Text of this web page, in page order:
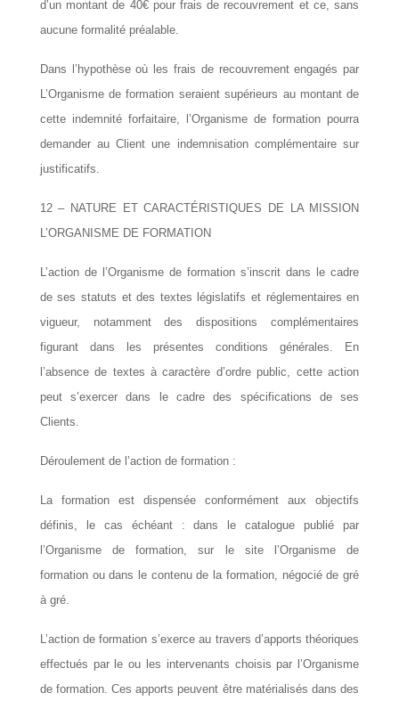
d’un montant de 40€ pour frais de recouvrement et ce, sans
aucune formalité préalable.
Dans l’hypothèse où les frais de recouvrement engagés par
L’Organisme de formation seraient supérieurs au montant de
cette indemnité forfaitaire, l’Organisme de formation pourra
demander au Client une indemnisation complémentaire sur
justificatifs.
12 – NATURE ET CARACTÉRISTIQUES DE LA MISSION
L’ORGANISME DE FORMATION
L’action de l’Organisme de formation s’inscrit dans le cadre
de ses statuts et des textes législatifs et réglementaires en
vigueur, notamment des dispositions complémentaires
figurant dans les présentes conditions générales. En
l’absence de textes à caractère d’ordre public, cette action
peut s’exercer dans le cadre des spécifications de ses
Clients.
Déroulement de l’action de formation :
La formation est dispensée conformément aux objectifs
définis, le cas échéant : dans le catalogue publié par
l’Organisme de formation, sur le site l’Organisme de
formation ou dans le contenu de la formation, négocié de gré
à gré.
L’action de formation s’exerce au travers d’apports théoriques
effectués par le ou les intervenants choisis par l’Organisme
de formation. Ces apports peuvent être matérialisés dans des